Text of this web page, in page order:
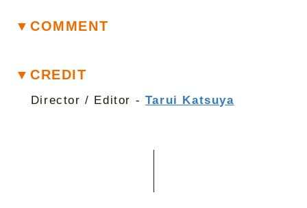
▼COMMENT
▼CREDIT
Director / Editor - Tarui Katsuya